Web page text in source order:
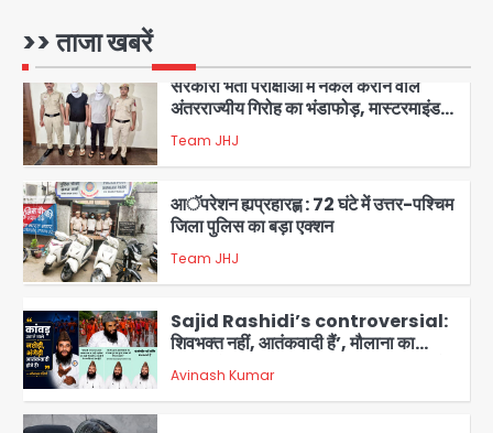
>> ताजा खबरें
3
समेत 7 गिरफ्तार
Team JHJ
4
आॅपरेशन ह्यप्रहारह्ण : 72 घंटे में उत्तर-पश्चिम
जिला पुलिस का बड़ा एक्शन
Team JHJ
5
Sajid Rashidi’s controversial:
शिवभक्त नहीं, आतंकवादी हैं’, मौलाना का
कांवड़ियों पर विवादित बयान, BJP विधायक ने
कराई FIR, NSA की मांग
Avinash Kumar
Har Ghar Tiranga Campaign: